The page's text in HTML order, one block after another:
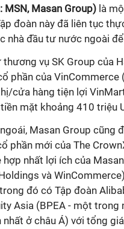
MSN, Masan Group) là
đoàn này đã liên tục
nhà đầu tư nước ngoài
vụ SK Group của
phần của VinCommerce
cửa hàng tiện lợi
mặt khoảng 410 triệu
Masan Group cũng
phần mới của The
hợp nhất lợi ích của
và
đó có Tập đoàn
Asia (BPEA - một trong
nhất ở châu Á) với tổng